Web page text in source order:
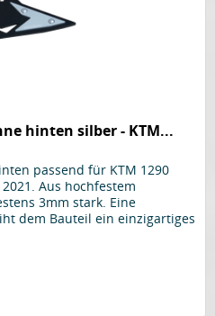
hinten silber - KTM...
passend für KTM 1290
Aus hochfestem
3mm stark. Eine
dem Bauteil ein einzigartiges